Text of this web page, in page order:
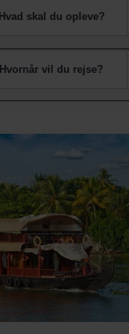
Hvad skal du opleve?
Hvornår vil du rejse?